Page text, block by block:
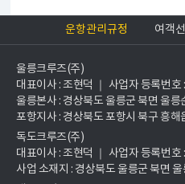
운항관리규정 여객
울릉크루즈(주)
대표이사 : 조현덕 ｜ 사업자 등록번
울릉본사 : 경상북도 울릉군 북면 울릉
포항지사 : 경상북도 포항시 북구 흥
독도크루즈(주)
대표이사 : 조현덕 ｜ 사업자 등록번
사업 소재지 : 경상북도 울릉군 북면